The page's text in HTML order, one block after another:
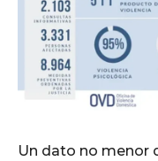
Un dato no menor